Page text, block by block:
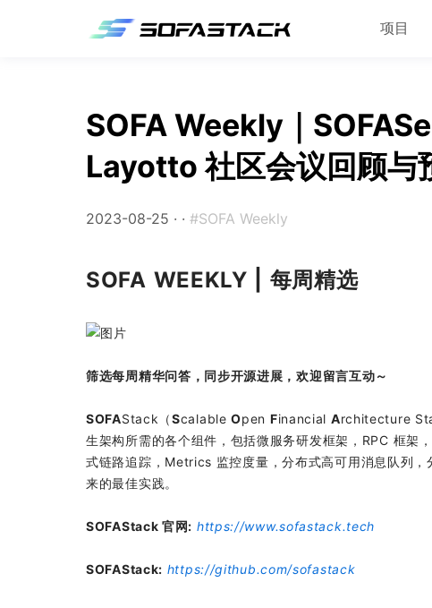
项目
SOFA Weekly｜
Layotto 社区会议回顾与
2023-08-25 · · #SOFA Weekly
SOFA WEEKLY | 每周精选
筛选每周精华问答，同步开源进展，欢迎留言互动～
SOFAStack（ScalableOpen Financial Architecture
生架构所需的各个组件，包括微服务研发框架，RPC 框架
式链路追踪，Metrics 监控度量，分布式高可用消息队列
来的最佳实践。
SOFAStack 官网: https://www.sofastack.tech
SOFAStack: https://github.com/sofastack